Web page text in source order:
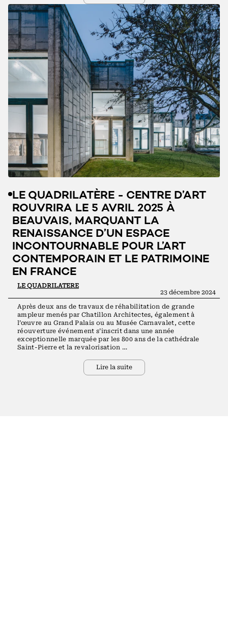
LE QUADRILATÈRE - CENTRE D’ART
ROUVRIRA LE 5 AVRIL 2025 À
BEAUVAIS, MARQUANT LA
RENAISSANCE D’UN ESPACE
INCONTOURNABLE POUR L’ART
CONTEMPORAIN ET LE PATRIMOINE
EN FRANCE
LE QUADRILATERE
23 décembre 2024
Après deux ans de travaux de réhabilitation de grande
ampleur menés par Chatillon Architectes, également à
l’œuvre au Grand Palais ou au Musée Carnavalet, cette
réouverture événement s’inscrit dans une année
exceptionnelle marquée par les 800 ans de la cathédrale
Saint-Pierre et la revalorisation …
Lire la suite